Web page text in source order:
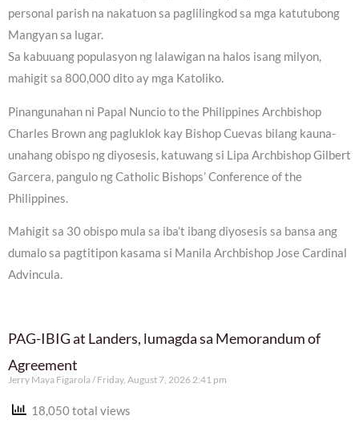
personal parish na nakatuon sa paglilingkod sa mga katutubong
Mangyan sa lugar.
Sa kabuuang populasyon ng lalawigan na halos isang milyon,
mahigit sa 800,000 dito ay mga Katoliko.
Pinangunahan ni Papal Nuncio to the Philippines Archbishop
Charles Brown ang pagluklok kay Bishop Cuevas bilang kauna-
unahang obispo ng diyosesis, katuwang si Lipa Archbishop Gilbert
Garcera, pangulo ng Catholic Bishops’ Conference of the
Philippines.
Mahigit sa 30 obispo mula sa iba’t ibang diyosesis sa bansa ang
dumalo sa pagtitipon kasama si Manila Archbishop Jose Cardinal
Advincula.
PAG-IBIG at Landers, lumagda sa Memorandum of
Agreement
Jerry Maya Figarola Friday, August 7, 2026 2:41 pm
18,050 total views